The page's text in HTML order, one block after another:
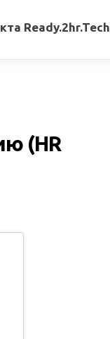
Ready.2hr.Tech
(HR